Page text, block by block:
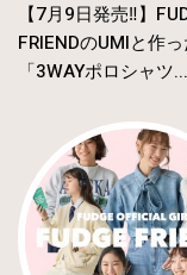
【7月9日発売‼︎】
FRIENDのUMIと作
「3WAYポロシャツ...